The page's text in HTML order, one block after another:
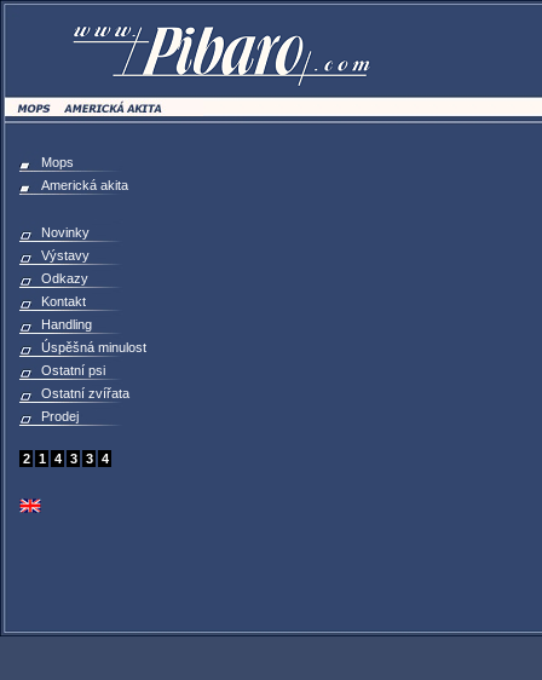
Mops
Americká akita
Novinky
Výstavy
Odkazy
Kontakt
Handling
Úspěšná minulost
Ostatní psi
Ostatní zvířata
Prodej
2 1 4 3 3 4